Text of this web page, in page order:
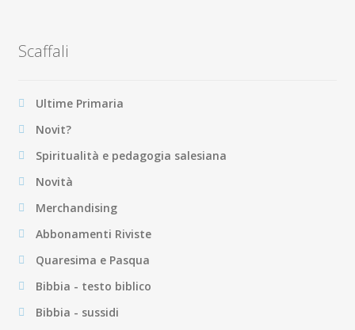
Scaffali
Ultime Primaria
Novit?
Spiritualità e pedagogia salesiana
Novità
Merchandising
Abbonamenti Riviste
Quaresima e Pasqua
Bibbia - testo biblico
Bibbia - sussidi